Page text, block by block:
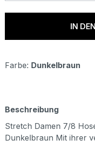
IN
Farbe: Dunkelbraun
Beschreibung
Stretch Damen 7/8
Dunkelbraun Mit ihrer